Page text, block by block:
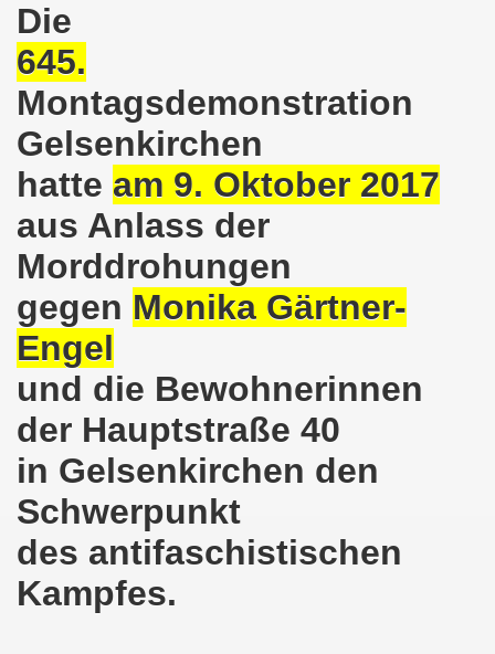
Die
645.
Montagsdemonstration
Gelsenkirchen
hatte am 9. Oktober 2017
aus Anlass der
Morddrohungen
gegen Monika Gärtner-
Engel
und die Bewohnerinnen
der Hauptstraße 40
in Gelsenkirchen den
Schwerpunkt
des antifaschistischen
Kampfes.
am 13.03.2023 ruft auf: Aktiver Widerstand
solidarisch mit den Betroffenen am
am 13.02.2023: Aktiver Widerstand gegen
am 23.01.2023: Nebenkostenexplosion
im neuen Jahr 2023 am 23.01.2023 mit
Bewegung am 21.11.2022: Sofortiger Stopp des
Montagsdemo-Bewegung am 14.11.2022 auf dem
Protest gegen die Preissteigerungen und für
am 10.10.2022: "Jin - Jiyan - Azadi -
Herbstdemonstration gegen die Politik der
ruft auf am 10.10.2022 zur Solidarität mit den
erst recht am 01.10.2022 nach Berlin zur
lädt am 12.09.2022 ein: Entlastungs-Paket